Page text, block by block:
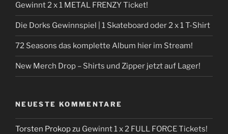
Gewinnt 2 x 1 METAL FRENZY Ticket!
Die Dorks Gewinnspiel | 1 Skateboard oder 2 x 1 T-Shirt
72 Seasons das komplette Album hier im Stream!
New Merch Drop – Shirts und Zipper jetzt auf Lager!
NEUESTE KOMMENTARE
Torsten Prokopzu Gewinnt 1 x 2 FULL FORCE Tickets!